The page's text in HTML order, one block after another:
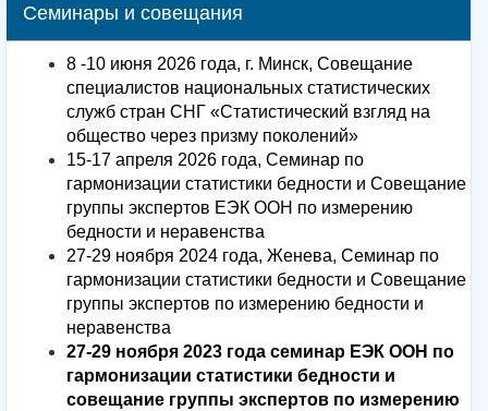
Семинары и совещания
8 -10 июня 2026 года, г. Минск, Совещание
специалистов национальных статистических
служб стран СНГ «Статистический взгляд на
общество через призму поколений»
15-17 апреля 2026 года, Семинар по
гармонизации статистики бедности и Совещание
группы экспертов ЕЭК ООН по измерению
бедности и неравенства
27-29 ноября 2024 года, Женева, Семинар по
гармонизации статистики бедности и Совещание
группы экспертов по измерению бедности и
неравенства
27-29 ноября 2023 года семинар ЕЭК ООН по
гармонизации статистики бедности и
совещание группы экспертов по измерению